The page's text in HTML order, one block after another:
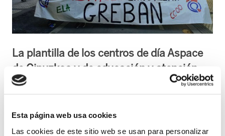
Esta página web usa cookies
Las cookies de este sitio web se usan para personalizar
La plantilla de los centros de día Aspace
de Gipuzkoa y de educación y atención
temprana secundan su tercera jornada de
huelga convocada por ELA y CCOO, un
seguimiento que, como en la anterior, ha
sido prácticamente total. La plantilla, en